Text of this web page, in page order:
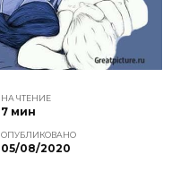
НА ЧТЕНИЕ
7 мин
ОПУБЛИКОВАНО
05/08/2020